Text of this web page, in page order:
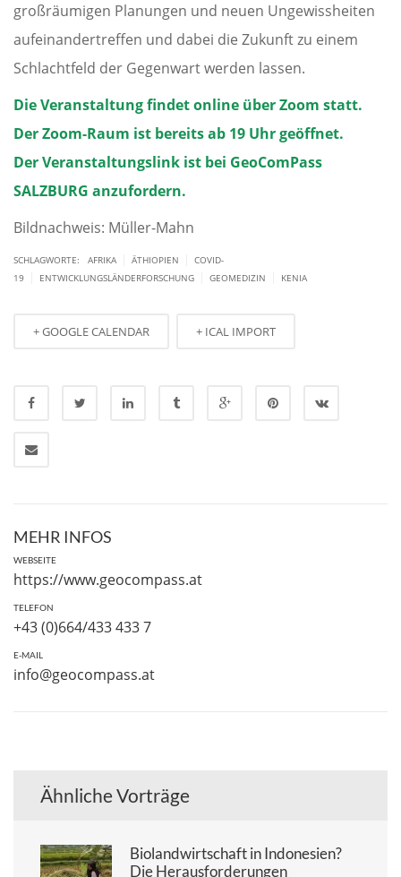
großräumigen Planungen und neuen Ungewissheiten
aufeinandertreffen und dabei die Zukunft zu einem
Schlachtfeld der Gegenwart werden lassen.
Die Veranstaltung findet online über Zoom statt.
Der Zoom-Raum ist bereits ab 19 Uhr geöffnet.
Der Veranstaltungslink ist bei GeoComPass
SALZBURG anzufordern.
Bildnachweis: Müller-Mahn
SCHLAGWORTE: AFRIKA ÄTHIOPIEN
COVID-
19
ENTWICKLUNGSLÄNDERFORSCHUNG GEOMEDIZIN KENIA
+ GOOGLE CALENDAR + ICAL IMPORT
MEHR INFOS
WEBSEITE
https://www.geocompass.at
TELEFON
+43 (0)664/433 433 7
E-MAIL
info@geocompass.at
Ähnliche Vorträge
Biolandwirtschaft in Indonesien?
Die Herausforderungen